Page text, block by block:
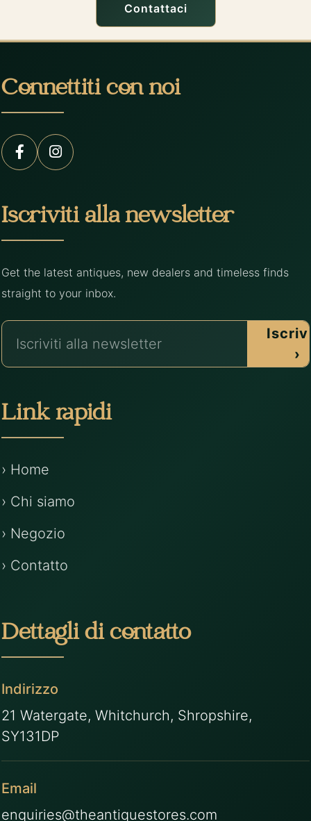
Contattaci
Connettiti con noi
Iscriviti alla newsletter
Get the latest antiques, new dealers and timeless finds
straight to your inbox.
›
Link rapidi
› Home
› Chi siamo
› Negozio
› Contatto
Dettagli di contatto
Indirizzo
21 Watergate, Whitchurch, Shropshire,
SY131DP
Email
enquiries@theantiquestores.com